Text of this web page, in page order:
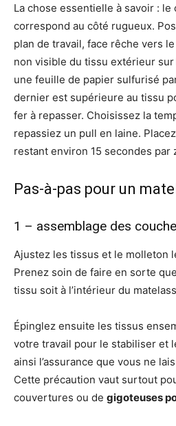
La chose essentielle à savoir :
correspond au côté rugueux.
plan de travail, face rêche vers
non visible du tissu extérieur
une feuille de papier sulfurisé
dernier est supérieure au tissu
fer à repasser. Choisissez la
repassiez un pull en laine.
restant environ 15 secondes par
Pas-à-pas pour un
1 – assemblage des
Ajustez les tissus et le molleton
Prenez soin de faire en sorte
tissu soit à l’intérieur du
Épinglez ensuite les tissus
votre travail pour le stabiliser et
ainsi l’assurance que vous ne
Cette précaution vaut surtout
couvertures ou de gigoteuses